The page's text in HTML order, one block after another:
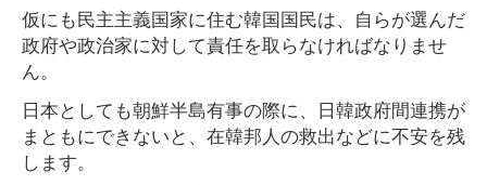
仮にも民主主義国家に住む韓国国民は、自らが選んだ
政府や政治家に対して責任を取らなければなりませ
ん。
日本としても朝鮮半島有事の際に、日韓政府間連携が
まともにできないと、在韓邦人の救出などに不安を残
します。